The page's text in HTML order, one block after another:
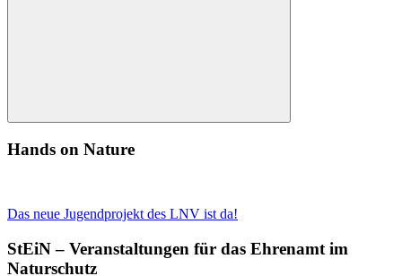
Suchen
Hands on Nature
Das neue Jugendprojekt des LNV ist da!
StEiN – Veranstaltungen für das Ehrenamt im
Naturschutz